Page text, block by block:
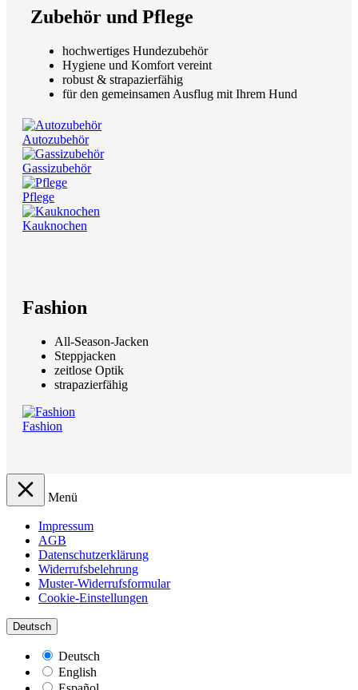
Zubehör und Pflege
hochwertiges Hundezubehör
Hygiene und Komfort vereint
robust & strapazierfähig
für den gemeinsamen Ausflug mit Ihrem Hund
Autozubehör
Gassizubehör
Pflege
Kauknochen
Fashion
All-Season-Jacken
Steppjacken
zeitlose Optik
strapazierfähig
Fashion
Menü
Impressum
AGB
Datenschutzerklärung
Widerrufsbelehrung
Muster-Widerrufsformular
Cookie-Einstellungen
Deutsch
Deutsch
English